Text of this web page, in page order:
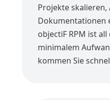
Projekte
Dokumentationen
objectiF RPM ist
minimalem
kommen Sie